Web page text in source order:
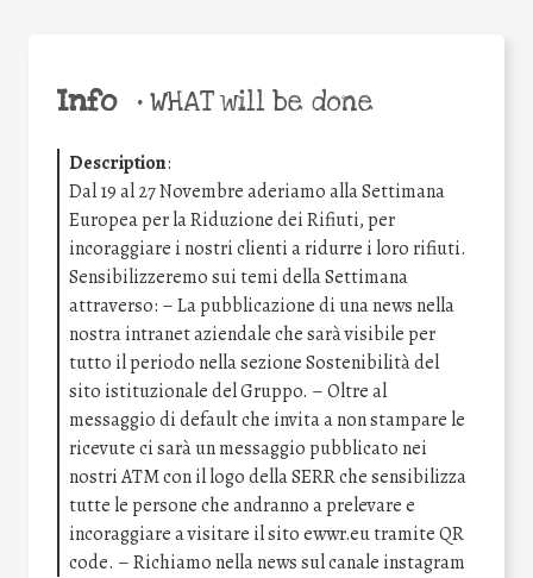
Info •WHAT will be done
Description:
Dal 19 al 27 Novembre aderiamo alla Settimana
Europea per la Riduzione dei Rifiuti, per
incoraggiare i nostri clienti a ridurre i loro rifiuti.
Sensibilizzeremo sui temi della Settimana
attraverso: – La pubblicazione di una news nella
nostra intranet aziendale che sarà visibile per
tutto il periodo nella sezione Sostenibilità del
sito istituzionale del Gruppo. – Oltre al
messaggio di default che invita a non stampare le
ricevute ci sarà un messaggio pubblicato nei
nostri ATM con il logo della SERR che sensibilizza
tutte le persone che andranno a prelevare e
incoraggiare a visitare il sito ewwr.eu tramite QR
code. – Richiamo nella news sul canale instagram